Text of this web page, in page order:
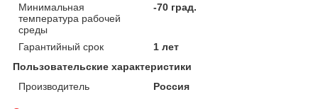
Минимальная
температура рабочей
среды
-70 град.
Гарантийный срок
1 лет
Пользовательские характеристики
Производитель
Россия